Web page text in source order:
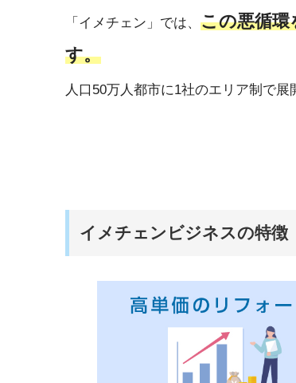
「イメチェン」では、 この悪循環
す。
人口50万人都市に1社のエリア制で展
イメチェンビジネスの特徴